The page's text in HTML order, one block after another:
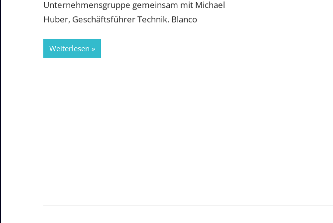
Unternehmensgruppe gemeinsam mit Michael
Huber, Geschäftsführer Technik. Blanco
Weiterlesen